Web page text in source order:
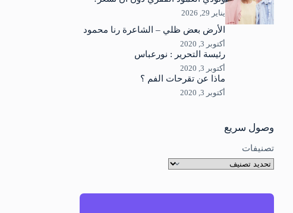
يناير 29, 2026
الأرض بعض ظلي – الشاعرة رنا محمود
أكتوبر 3, 2020
رئيسة التحرير : نورعباس
أكتوبر 3, 2020
ماذا عن تقرحات الفم ؟
أكتوبر 3, 2020
وصول سريع
تصنيفات